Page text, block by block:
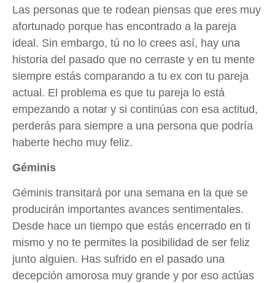
Las personas que te rodean piensas que eres muy
afortunado porque has encontrado a la pareja
ideal. Sin embargo, tú no lo crees así, hay una
historia del pasado que no cerraste y en tu mente
siempre estás comparando a tu ex con tu pareja
actual. El problema es que tu pareja lo está
empezando a notar y si continúas con esa actitud,
perderás para siempre a una persona que podría
haberte hecho muy feliz.
Géminis
Géminis transitará por una semana en la que se
producirán importantes avances sentimentales.
Desde hace un tiempo que estás encerrado en ti
mismo y no te permites la posibilidad de ser feliz
junto alguien. Has sufrido en el pasado una
decepción amorosa muy grande y por eso actúas